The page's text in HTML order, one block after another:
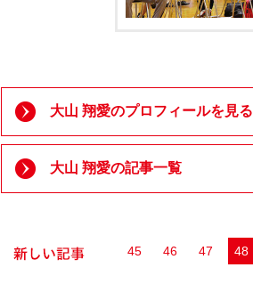
大山 翔愛のプロフィールを見る
大山 翔愛の記事一覧
45 46 47 48